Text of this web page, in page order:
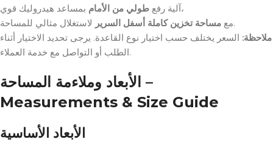
آلية رفع طولي من الأمام
بمساعد هيدروليك قوي،
مع مساحة تخزين كاملة أسفل السرير
لاستغلال مثالي للمساحة.
ملاحظة: السعر يختلف حسب اختيار نوع القاعدة. يرجى تحديد الاختيار أثناء
الطلب أو التواصل مع خدمة العملاء.
الأبعاد وملاءمة المساحة –
Measurements & Size Guide
الأبعاد الأساسية